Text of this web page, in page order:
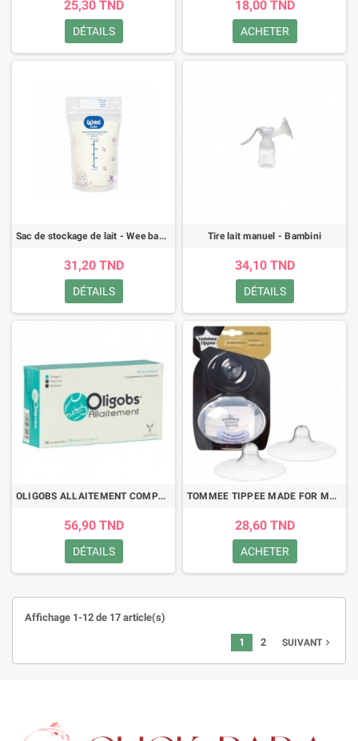
25,30 TND
DÉTAILS
18,00 TND
ACHETER
Sac de stockage de lait - Wee baby - 200ml
31,20 TND
DÉTAILS
Tire lait manuel - Bambini
34,10 TND
DÉTAILS
OLIGOBS ALLAITEMENT COMPLEMENT ALIMENTAIRE 30 COMPRIMES + 30 CAPSULES
56,90 TND
DÉTAILS
TOMMEE TIPPEE MADE FOR ME PROTEGE MAMELONS *2
28,60 TND
ACHETER
Affichage 1-12 de 17 article(s)
1 2 SUIVANTnavigate_next